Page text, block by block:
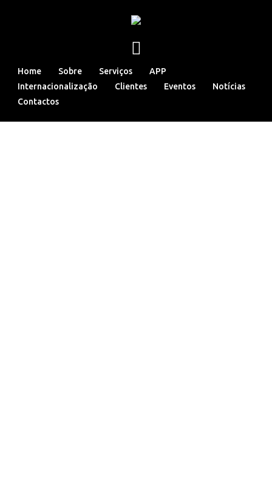
Home Sobre Serviços
APP
Internacionalização
Clientes Eventos
Notícias
Contactos